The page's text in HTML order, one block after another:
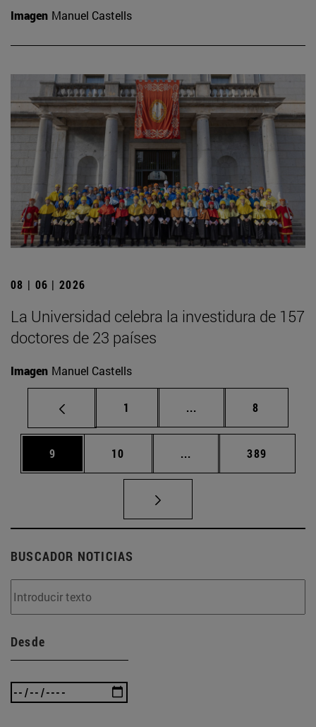
Imagen Manuel Castells
08 | 06 | 2026
La Universidad celebra la investidura de 157
doctores de 23 países
Imagen Manuel Castells
Página
1 ... Páginas intermedias
Página
8
Página
9 Página
10 ... Páginas intermedias
Página
389
BUSCADOR NOTICIAS
Desde